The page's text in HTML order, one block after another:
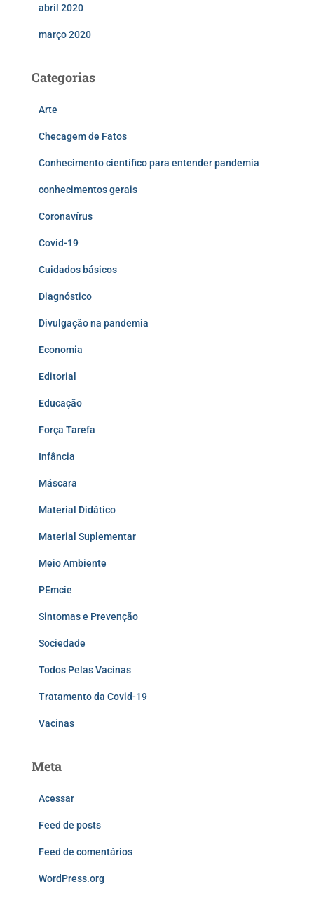
abril 2020
março 2020
Categorias
Arte
Checagem de Fatos
Conhecimento científico para entender pandemia
conhecimentos gerais
Coronavírus
Covid-19
Cuidados básicos
Diagnóstico
Divulgação na pandemia
Economia
Editorial
Educação
Força Tarefa
Infância
Máscara
Material Didático
Material Suplementar
Meio Ambiente
PEmcie
Sintomas e Prevenção
Sociedade
Todos Pelas Vacinas
Tratamento da Covid-19
Vacinas
Meta
Acessar
Feed de posts
Feed de comentários
WordPress.org